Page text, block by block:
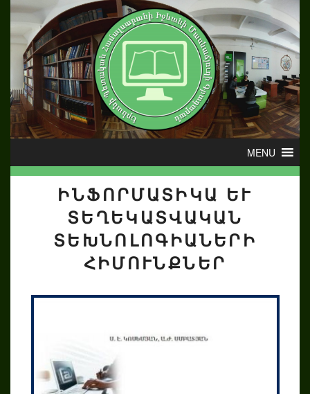
ԻՆՖՈՐՄԱՏԻԿԱ ԵՒ Տ
ԵՂԵԿԱՏՎԱԿԱՆ Տ
ԵԽՆՈԼՈԳԻԱՆԵՐԻ Հ
ԻՄՈՒՆՔՆԵՐ